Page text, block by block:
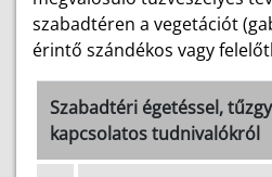
szabadtéren a vegetációt
érintő szándékos vagy
Szabadtéri égetéssel,
kapcsolatos tudnivalókról